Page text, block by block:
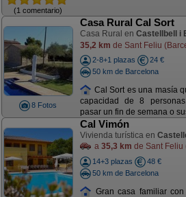
(1 comentario)
8 Fotos
Casa Rural Cal Sort
Casa Rural en Castellbell i
35,2 km de Sant Feliu
2-8+1 plazas
24 €
50 km de Barcelona
Cal Sort es una masía
capacidad de 8
pasar un fin de semana o
Cal Vimón
Vivienda turística en
a 35,3 km de Sant Feliu
14+3 plazas
48 €
50 km de Barcelona
Gran casa familiar